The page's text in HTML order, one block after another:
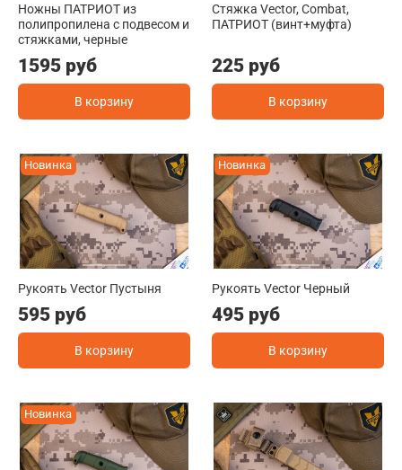
Ножны ПАТРИОТ из
полипропилена с подвесом и
стяжками, черные
1595 руб
В корзину
Стяжка Vector, Combat,
ПАТРИОТ (винт+муфта)
225 руб
В корзину
Новинка
Рукоять Vector Пустыня
595 руб
В корзину
Новинка
Рукоять Vector Черный
495 руб
В корзину
Новинка